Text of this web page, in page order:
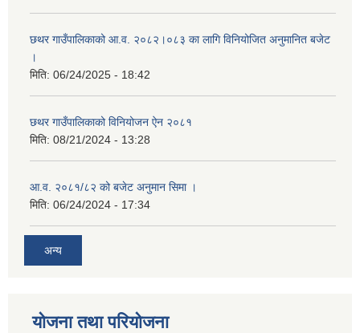
छथर गाउँपालिकाको आ.व. २०८२।०८३ का लागि विनियोजित अनुमानित बजेट
।
मिति: 06/24/2025 - 18:42
छथर गाउँपालिकाको विनियोजन ऐन २०८१
मिति: 08/21/2024 - 13:28
आ.व. २०८१/८२ को बजेट अनुमान सिमा ।
मिति: 06/24/2024 - 17:34
अन्य
योजना तथा परियोजना